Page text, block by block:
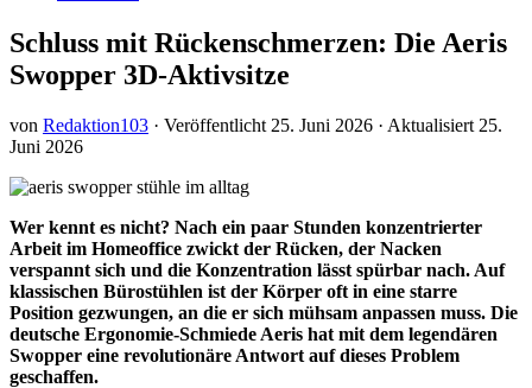
Schluss mit Rückenschmerzen: Die Aeris
Swopper 3D-Aktivsitze
von Redaktion103 · Veröffentlicht 25. Juni 2026 · Aktualisiert 25.
Juni 2026
Wer kennt es nicht? Nach ein paar Stunden konzentrierter
Arbeit im Homeoffice zwickt der Rücken, der Nacken
verspannt sich und die Konzentration lässt spürbar nach. Auf
klassischen Bürostühlen ist der Körper oft in eine starre
Position gezwungen, an die er sich mühsam anpassen muss. Die
deutsche Ergonomie-Schmiede Aeris hat mit dem legendären
Swopper eine revolutionäre Antwort auf dieses Problem
geschaffen.